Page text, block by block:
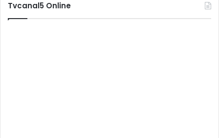
Tvcanal5 Online